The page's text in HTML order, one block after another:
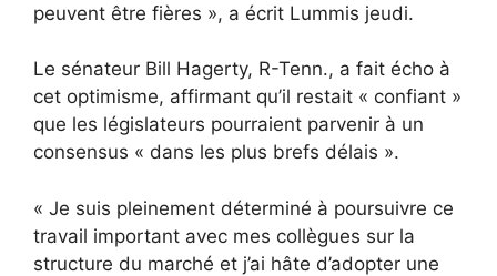
peuvent être fières », a écrit Lummis jeudi.
Le sénateur Bill Hagerty, R-Tenn., a fait écho à
cet optimisme, affirmant qu’il restait « confiant »
que les législateurs pourraient parvenir à un
consensus « dans les plus brefs délais ».
« Je suis pleinement déterminé à poursuivre ce
travail important avec mes collègues sur la
structure du marché et j’ai hâte d’adopter une